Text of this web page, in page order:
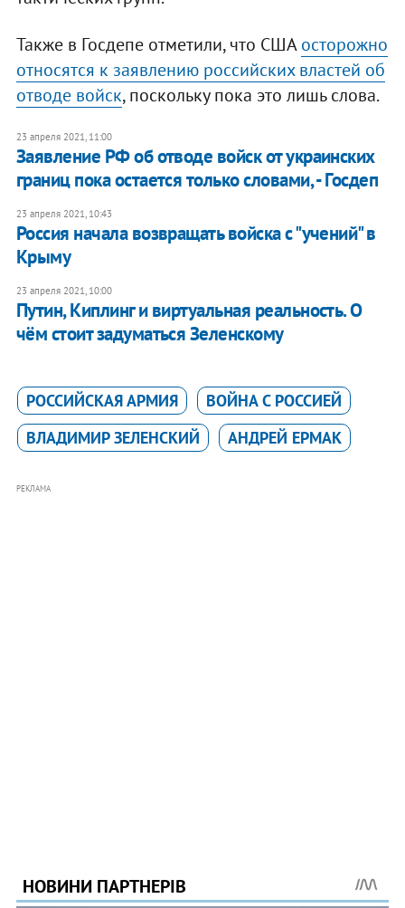
Также в Госдепе отметили, что СШАосторожно
относятся к заявлению российских властей об
отводе войск, поскольку пока это лишь слова.
23 апреля 2021, 11:00
Заявление РФ об отводе войск от украинских
границ пока остается только словами, - Госдеп
23 апреля 2021, 10:43
Россия начала возвращать войска с "учений" в
Крыму
23 апреля 2021, 10:00
Путин, Киплинг и виртуальная реальность. О
чём стоит задуматься Зеленскому
РОССИЙСКАЯ АРМИЯ
ВОЙНА С РОССИЕЙ
ВЛАДИМИР ЗЕЛЕНСКИЙ
АНДРЕЙ ЕРМАК
РЕКЛАМА